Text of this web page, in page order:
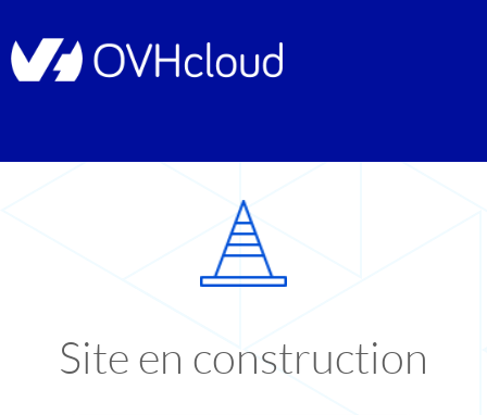
Site en construction